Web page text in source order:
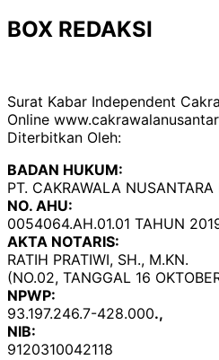
BOX REDAKSI
Surat Kabar Independent
Online
Diterbitkan Oleh:
BADAN HUKUM:
PT. CAKRAWALA NUSANTARA
NO. AHU:
0054064.AH.01.01 TAHUN
AKTA NOTARIS:
RATIH PRATIWI, SH., M.KN.
(NO.02, TANGGAL 16
NPWP:
93.197.246.7-428.000.,
NIB:
9120310042118